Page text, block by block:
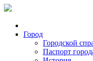
Город
Городской
Паспорт